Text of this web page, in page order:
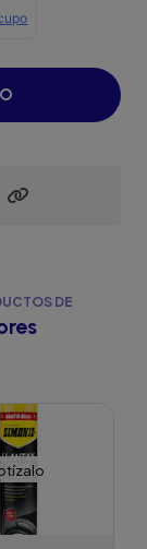
DE